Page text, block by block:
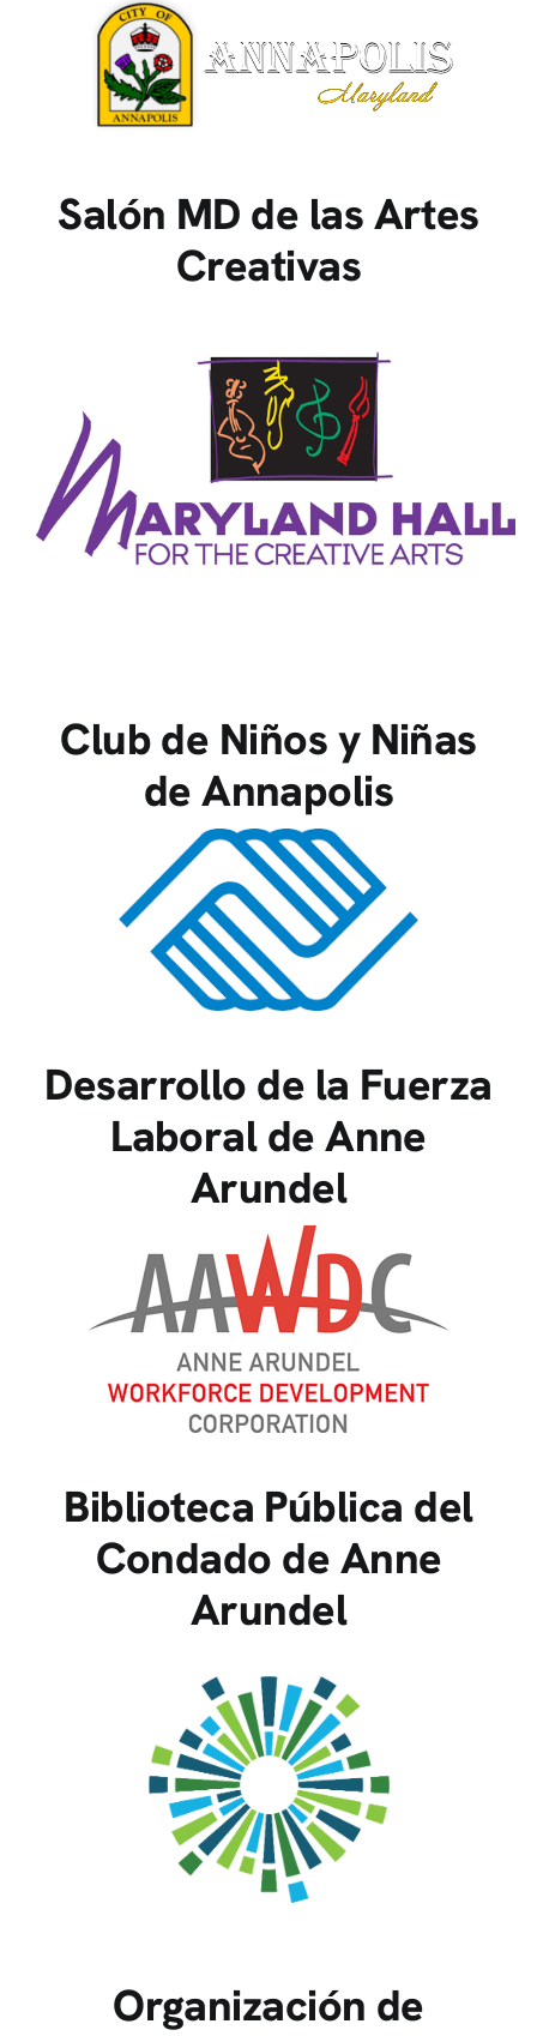
Salón MD de las Artes
Creativas
Club de Niños y Niñas
de Annapolis
Desarrollo de la Fuerza
Laboral de Anne
Arundel
Biblioteca Pública del
Condado de Anne
Arundel
Organización de